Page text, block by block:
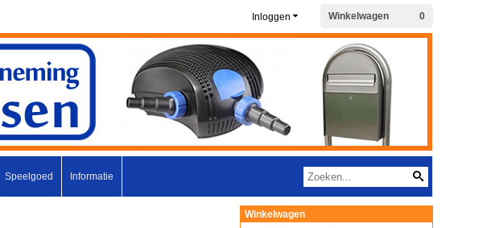
Winkelwagen 0
Inloggen
Speelgoed Informatie
Winkelwagen